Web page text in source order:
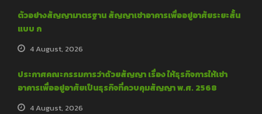
ตัวอย่างสัญญามาตรฐาน สัญญาเช่าอาคารเพื่ออยู่อาศัยระยะสั้น
แบบ ก
4 August, 2026
ประกาศคณะกรรมการว่าด้วยสัญญา เรื่อง ให้ธุรกิจการให้เช่า
อาคารเพื่ออยู่อาศัยเป็นธุรกิจที่ควบคุมสัญญา พ.ศ. 2568
4 August, 2026